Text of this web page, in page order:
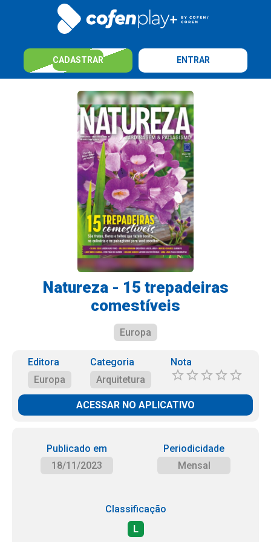
CADASTRAR ENTRAR
Natureza - 15 trepadeiras
comestíveis
Europa
Editora
Europa
Categoria
Arquitetura
Nota
ACESSAR NO APLICATIVO
Publicado em
18/11/2023
Periodicidade
Mensal
Classificação
L